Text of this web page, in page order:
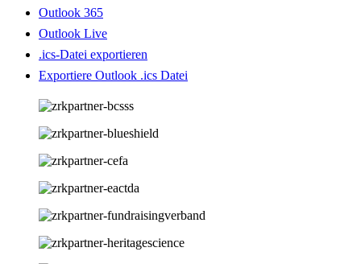
Outlook 365
Outlook Live
.ics-Datei exportieren
Exportiere Outlook .ics Datei